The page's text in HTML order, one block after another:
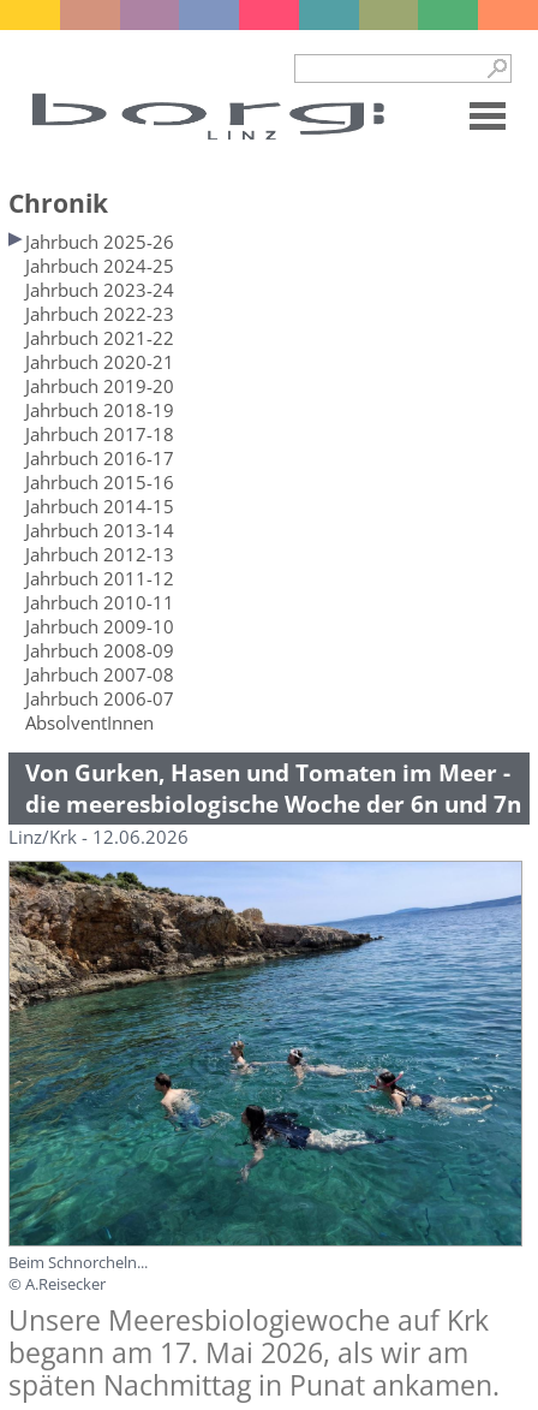
Chronik
Jahrbuch 2025-26
Jahrbuch 2024-25
Jahrbuch 2023-24
Jahrbuch 2022-23
Jahrbuch 2021-22
Jahrbuch 2020-21
Jahrbuch 2019-20
Jahrbuch 2018-19
Jahrbuch 2017-18
Jahrbuch 2016-17
Jahrbuch 2015-16
Jahrbuch 2014-15
Jahrbuch 2013-14
Jahrbuch 2012-13
Jahrbuch 2011-12
Jahrbuch 2010-11
Jahrbuch 2009-10
Jahrbuch 2008-09
Jahrbuch 2007-08
Jahrbuch 2006-07
AbsolventInnen
Von Gurken, Hasen und Tomaten im Meer -
die meeresbiologische Woche der 6n und 7n
Linz/Krk - 12.06.2026
Beim Schnorcheln...
© A.Reisecker
Unsere Meeresbiologiewoche auf Krk
begann am 17. Mai 2026, als wir am
späten Nachmittag in Punat ankamen.